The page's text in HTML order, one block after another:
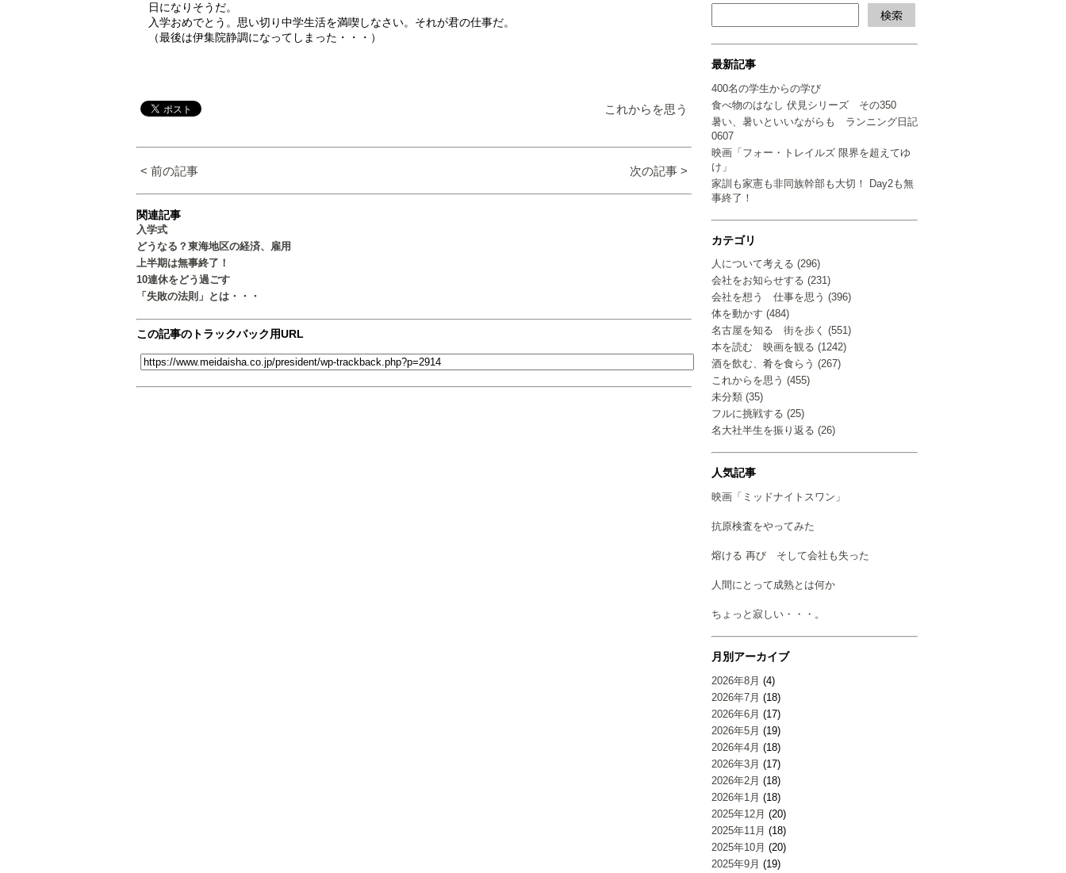
最新記事
400名の学生からの学び
食べ物のはなし 伏見シリーズ その350
暑い、暑いといいながらも ランニング日記
0607
映画「フォー・トレイルズ 限界を超えてゆ
け」
家訓も家憲も非同族幹部も大切！ Day2も無
事終了！
カテゴリ
人について考える (296)
会社をお知らせする (231)
会社を想う 仕事を思う (396)
体を動かす (484)
名古屋を知る 街を歩く (551)
本を読む 映画を観る (1242)
酒を飲む、肴を食らう (267)
これからを思う (455)
未分類 (35)
フルに挑戦する (25)
名大社半生を振り返る (26)
人気記事
映画「ミッドナイトスワン」
抗原検査をやってみた
熔ける 再び そして会社も失った
人間にとって成熟とは何か
ちょっと寂しい・・・。
月別アーカイブ
2026年8月 (4)
2026年7月 (18)
2026年6月 (17)
2026年5月 (19)
2026年4月 (18)
2026年3月 (17)
2026年2月 (18)
2026年1月 (18)
2025年12月 (20)
2025年11月 (18)
2025年10月 (20)
2025年9月 (19)
日になりそうだ。
入学おめでとう。思い切り中学生活を満喫しなさい。それが君の仕事だ。
（最後は伊集院静調になってしまった・・・）
これからを思う
< 前の記事 次の記事 >
関連記事
入学式
どうなる？東海地区の経済、雇用
上半期は無事終了！
10連休をどう過ごす
「失敗の法則」とは・・・
この記事のトラックバック用URL